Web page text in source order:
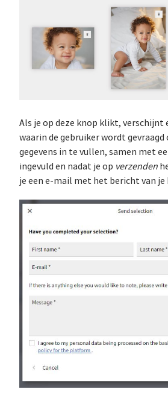
Als je op deze knop klikt, verschijnt
waarin de gebruiker wordt
gegevens in te vullen, samen met
ingevuld en nadat je op verzenden
je een e-mail met het bericht van je